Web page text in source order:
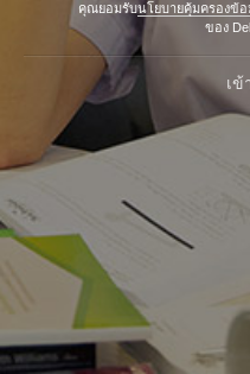
คุณยอมรับนโยบายคุ้มครองข้
ของ
เข้